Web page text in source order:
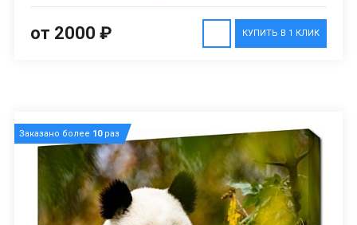
КУПИТЬ В 1 КЛИК
от 2000 ₽
Заказано более 10раз